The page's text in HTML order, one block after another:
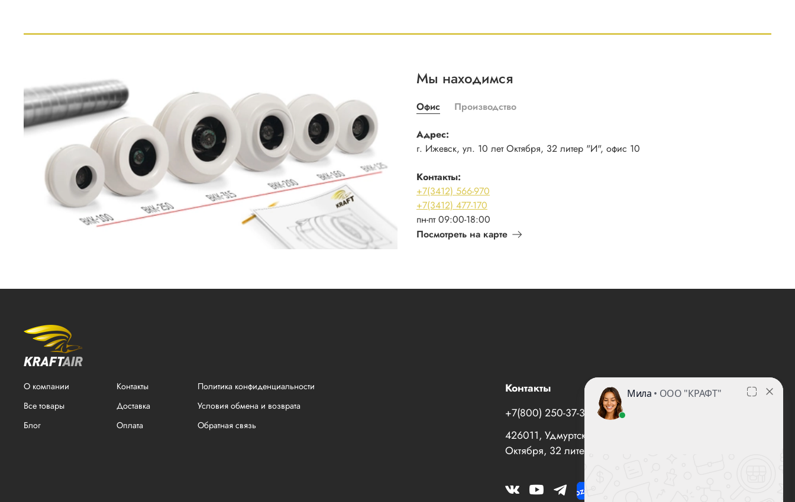
Мы находимся
Офис Производство
Адрес:
г. Ижевск, ул. 10 лет Октября, 32 литер "И", офис 10
Контакты:
+7(3412) 566-970
+7(3412) 477-170
пн-пт 09:00-18:00
Посмотреть на карте
О компании
Все товары
Блог
Контакты
Доставка
Оплата
Политика конфиденциальности
Условия обмена и возврата
Обратная связь
Контакты
+7(800) 250-37-35
office@все-вентиляторы.рф
426011, Удмуртская Республика, г. Ижевск, ул. 10 лет
Октября, 32 литер "И", офис 10